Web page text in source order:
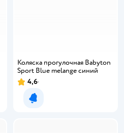
Коляска прогулочная Babyton
Sport Blue melange синий
4,6
Уведомить о появлении